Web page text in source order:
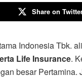
Share on
Indonesia Tbk.
Life Insurance.
besar Pertamina.